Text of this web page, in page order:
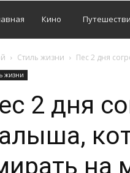
Кино
Стиль жизни Пес 2 дня
жизни
2 дня
на